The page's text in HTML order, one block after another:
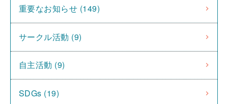
重要なお知らせ (149)
サークル活動 (9)
自主活動 (9)
SDGs (19)